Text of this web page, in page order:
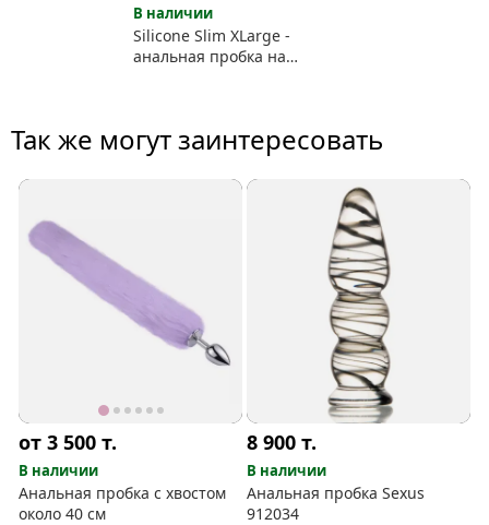
В наличии
Silicone Slim ХLarge -
анальная пробка на
Так же могут заинтересовать
от 3 500т.
В наличии
Анальная пробка с хвостом
около 40 см
8 900т.
В наличии
Анальная пробка Sexus
912034